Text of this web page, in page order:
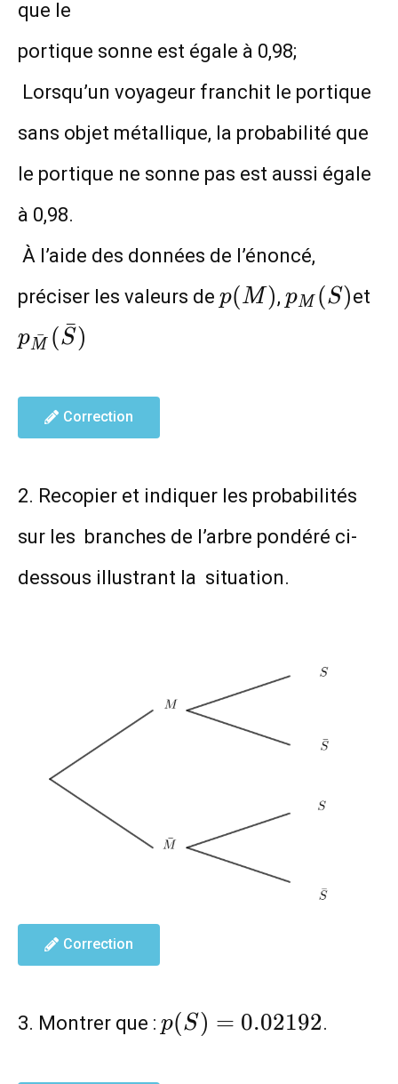
que le
portique sonne est égale à 0,98;
Lorsqu’un voyageur franchit le portique
sans objet métallique, la probabilité que
le portique ne sonne pas est aussi égale
à 0,98.
À l’aide des données de l’énoncé,
préciser les valeurs de p(M)
p(M), p_M(S)
pM (S)et
pM
ˉ (S
ˉ)
Correction
2. Recopier et indiquer les probabilités
sur les branches de l’arbre pondéré ci-
dessous illustrant la situation.
Correction
3. Montrer que : p(S)=0.02192
p(S) = 0.02192.